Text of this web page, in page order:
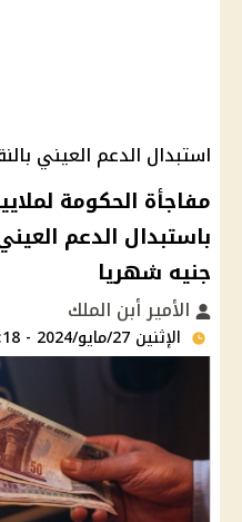
استبدال الدعم العيني
مفاجأة الحكومة
جنيه شهريا
الأمير أبن الملك
الإثنين 27/مايو/2024 - 10:18 م